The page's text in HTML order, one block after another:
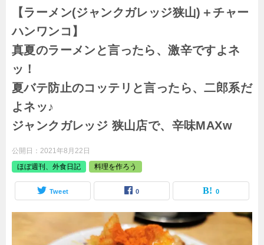
【ラーメン(ジャンクガレッジ狭山)＋チャー
ハンワンコ】
真夏のラーメンと言ったら、激辛ですよネ
ッ！
夏バテ防止のコッテリと言ったら、二郎系だ
よネッ♪
ジャンクガレッジ 狭山店で、辛味MAXw
公開日： 2021年8月22日
ほぼ週刊、外食日記
料理を作ろう
Tweet 0 0